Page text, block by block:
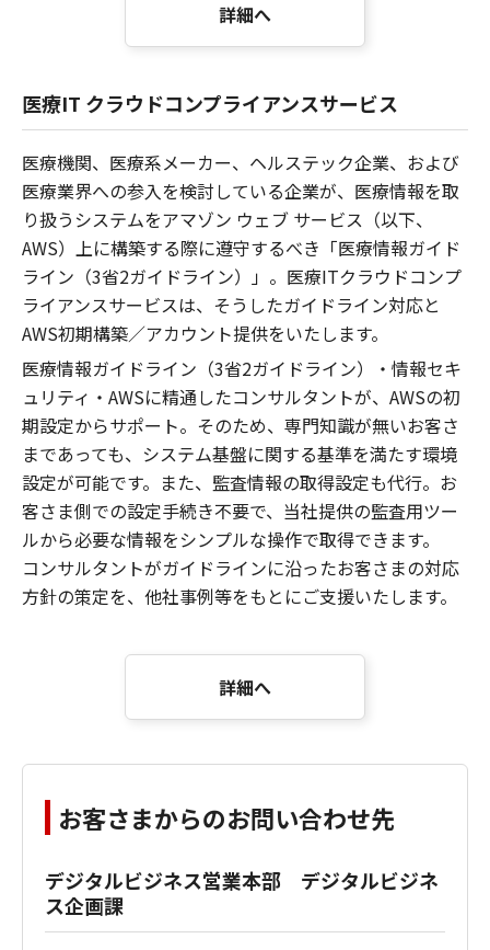
詳細へ
医療IT クラウドコンプライアンスサービス
医療機関、医療系メーカー、ヘルステック企業、および
医療業界への参入を検討している企業が、医療情報を取
り扱うシステムをアマゾン ウェブ サービス（以下、
AWS）上に構築する際に遵守するべき「医療情報ガイド
ライン（3省2ガイドライン）」。医療ITクラウドコンプ
ライアンスサービスは、そうしたガイドライン対応と
AWS初期構築／アカウント提供をいたします。
医療情報ガイドライン（3省2ガイドライン）・情報セキ
ュリティ・AWSに精通したコンサルタントが、AWSの初
期設定からサポート。そのため、専門知識が無いお客さ
まであっても、システム基盤に関する基準を満たす環境
設定が可能です。また、監査情報の取得設定も代行。お
客さま側での設定手続き不要で、当社提供の監査用ツー
ルから必要な情報をシンプルな操作で取得できます。
コンサルタントがガイドラインに沿ったお客さまの対応
方針の策定を、他社事例等をもとにご支援いたします。
詳細へ
お客さまからのお問い合わせ先
デジタルビジネス営業本部 デジタルビジネ
ス企画課